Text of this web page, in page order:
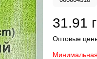
31.91
Оптовые